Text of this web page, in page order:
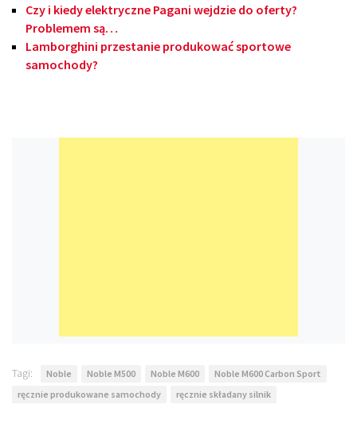
Czy i kiedy elektryczne Pagani wejdzie do oferty?
Problemem są…
Lamborghini przestanie produkować sportowe
samochody?
Tagi: Noble Noble M500 Noble M600
Noble M600 Carbon Sport
ręcznie produkowane samochody
ręcznie składany silnik